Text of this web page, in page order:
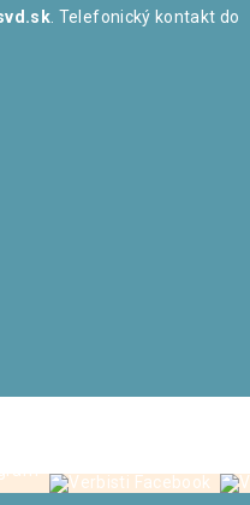
. Telefonický kontakt do